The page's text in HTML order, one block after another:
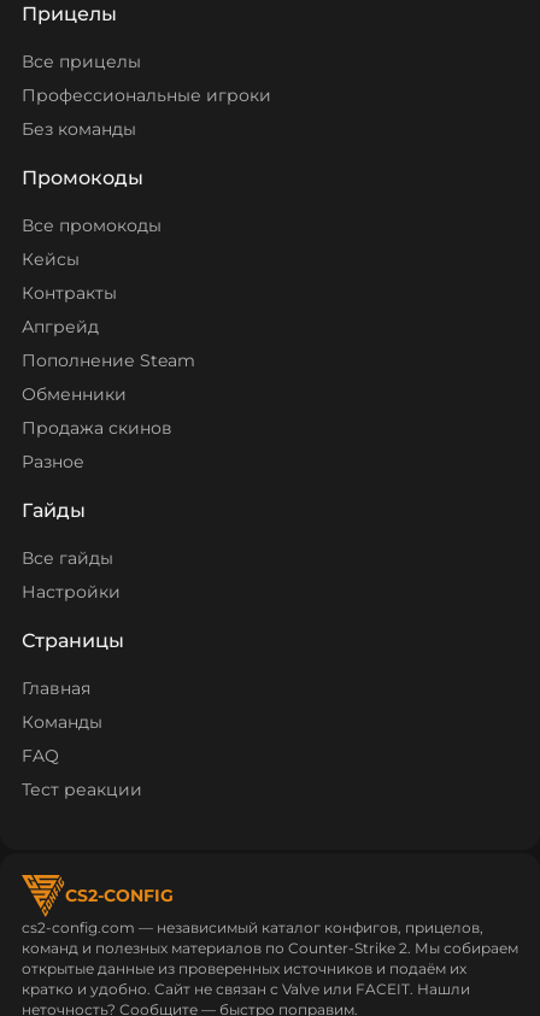
Прицелы
Все прицелы
Профессиональные игроки
Без команды
Промокоды
Все промокоды
Кейсы
Контракты
Апгрейд
Пополнение Steam
Обменники
Продажа скинов
Разное
Гайды
Все гайды
Настройки
Страницы
Главная
Команды
FAQ
Тест реакции
CS2-CONFIG
cs2-config.com — независимый каталог конфигов, прицелов,
команд и полезных материалов по Counter‑Strike 2. Мы собираем
открытые данные из проверенных источников и подаём их
кратко и удобно. Сайт не связан с Valve или FACEIT. Нашли
неточность? Сообщите — быстро поправим.